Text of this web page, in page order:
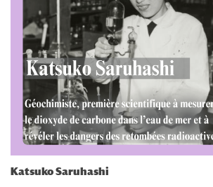
Katsuko Saruhashi